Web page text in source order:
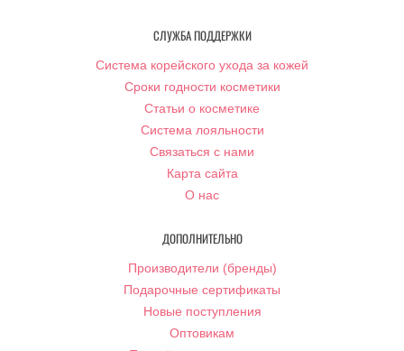
СЛУЖБА ПОДДЕРЖКИ
Система корейского ухода за кожей
Сроки годности косметики
Статьи о косметике
Система лояльности
Связаться с нами
Карта сайта
О нас
ДОПОЛНИТЕЛЬНО
Производители (бренды)
Подарочные сертификаты
Новые поступления
Оптовикам